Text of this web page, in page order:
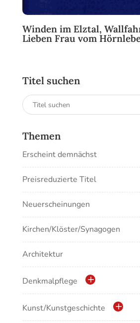
Winden im Elztal,
Lieben Frau vom
Titel suchen
Suchen
nach:
Themen
Erscheint demnächst
Preisreduzierte Titel
Neuerscheinungen
Kirchen/Klöster/Synagogen
Architektur
Denkmalpflege
Kulturdenkmale in Baden-
Kunst/Kunstgeschichte